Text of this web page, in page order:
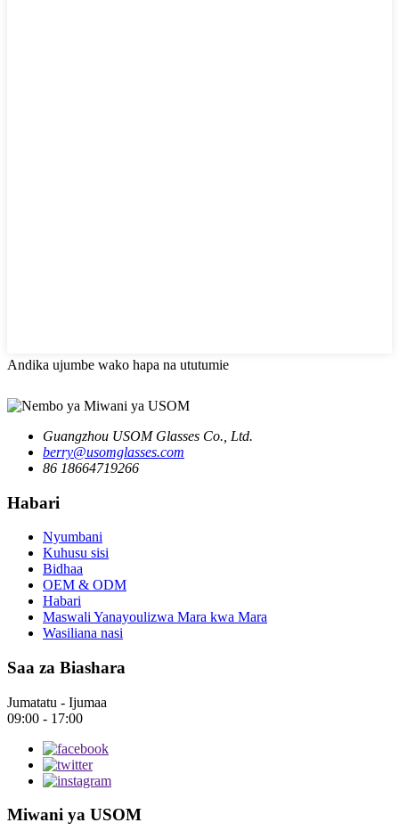
Andika ujumbe wako hapa na ututumie
Guangzhou USOM Glasses Co., Ltd.
berry@usomglasses.com
86 18664719266
Habari
Nyumbani
Kuhusu sisi
Bidhaa
OEM & ODM
Habari
Maswali Yanayoulizwa Mara kwa Mara
Wasiliana nasi
Saa za Biashara
Jumatatu - Ijumaa
09:00 - 17:00
Miwani ya USOM